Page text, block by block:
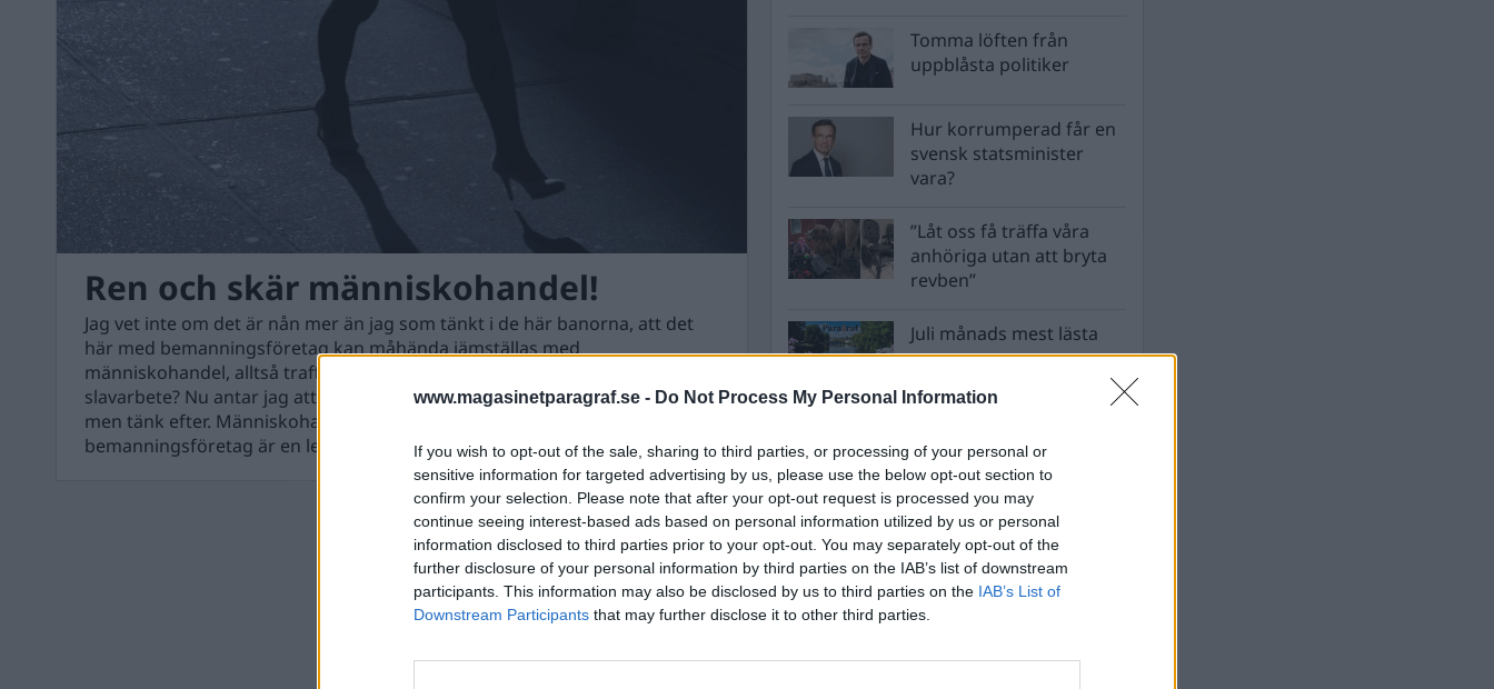
www.magasinetparagraf.se - Do Not Process My Personal Information
If you wish to opt-out of the sale, sharing to third parties, or processing of your personal or
sensitive information for targeted advertising by us, please use the below opt-out section to
confirm your selection. Please note that after your opt-out request is processed you may
continue seeing interest-based ads based on personal information utilized by us or personal
information disclosed to third parties prior to your opt-out. You may separately opt-out of the
further disclosure of your personal information by third parties on the IAB’s list of downstream
participants. This information may also be disclosed by us to third parties on the IAB’s List of
Downstream Participants that may further disclose it to other third parties.
Ren och skär människohandel!
Jag vet inte om det är nån mer än jag som tänkt i de här banorna, att det
här med bemanningsföretag kan måhända jämställas med
människohandel, alltså trafficking eller i slutändan någon form av
slavarbete? Nu antar jag att det var en del som satte kaffet i vrångstrupen,
men tänk efter. Människohandel är en kriminell verksamhet medan
bemanningsföretag är en legal och en helt laglig verksamhet.
Tomma löften från
uppblåsta politiker
Hur korrumperad får en
svensk statsminister
vara?
”Låt oss få träffa våra
anhöriga utan att bryta
revben”
Juli månads mest lästa
STÖD OSS
Stöd Para§rafs bevakning av högerextremismen
PRENUMERERA PÅ PARA§RAFS NYHETSBREV